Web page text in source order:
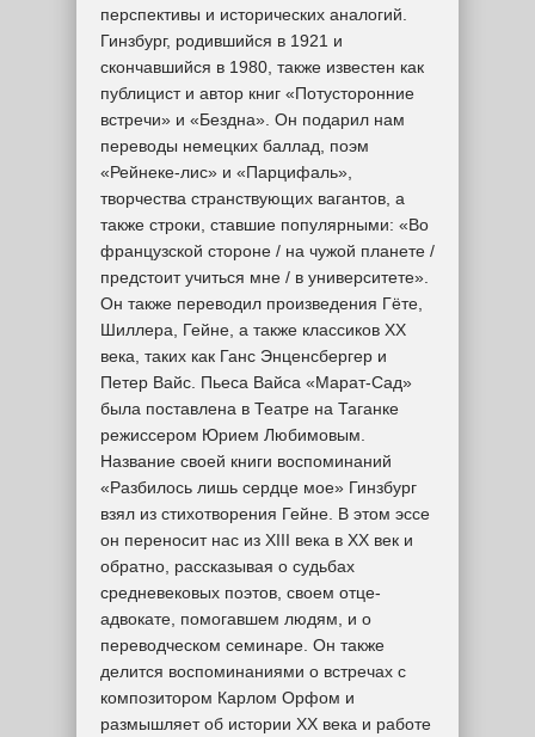
перспективы и исторических аналогий.
Гинзбург, родившийся в 1921 и
скончавшийся в 1980, также известен как
публицист и автор книг «Потусторонние
встречи» и «Бездна». Он подарил нам
переводы немецких баллад, поэм
«Рейнеке-лис» и «Парцифаль»,
творчества странствующих вагантов, а
также строки, ставшие популярными: «Во
французской стороне / на чужой планете /
предстоит учиться мне / в университете».
Он также переводил произведения Гёте,
Шиллера, Гейне, а также классиков ХХ
века, таких как Ганс Энценсбергер и
Петер Вайс. Пьеса Вайса «Марат-Сад»
была поставлена в Театре на Таганке
режиссером Юрием Любимовым.
Название своей книги воспоминаний
«Разбилось лишь сердце мое» Гинзбург
взял из стихотворения Гейне. В этом эссе
он переносит нас из XIII века в ХХ век и
обратно, рассказывая о судьбах
средневековых поэтов, своем отце-
адвокате, помогавшем людям, и о
переводческом семинаре. Он также
делится воспоминаниями о встречах с
композитором Карлом Орфом и
размышляет об истории ХХ века и работе